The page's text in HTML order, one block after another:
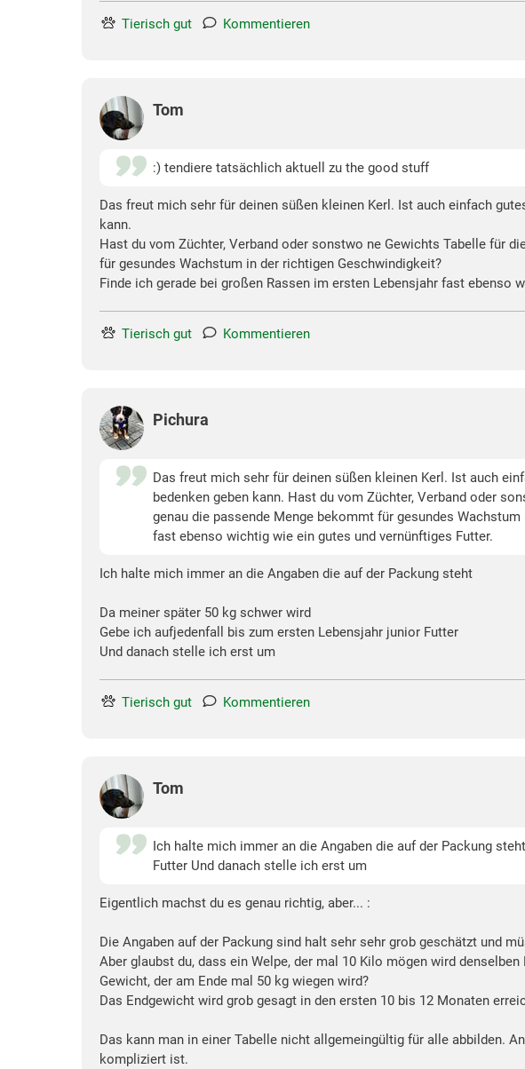
Tierisch gut Kommentieren
Tom
:) tendiere tatsächlich aktuell zu the good stuff
Das freut mich sehr für deinen süßen kleinen Kerl. Ist auch einfach
kann.
Hast du vom Züchter, Verband oder sonstwo ne Gewichts Tabelle für
für gesundes Wachstum in der richtigen Geschwindigkeit?
Finde ich gerade bei großen Rassen im ersten Lebensjahr fast ebenso
Tierisch gut Kommentieren
Pichura
Das freut mich sehr für deinen süßen kleinen Kerl. Ist auch
bedenken geben kann. Hast du vom Züchter, Verband oder
genau die passende Menge bekommt für gesundes
fast ebenso wichtig wie ein gutes und vernünftiges Futter.
Ich halte mich immer an die Angaben die auf der Packung steht
Da meiner später 50 kg schwer wird
Gebe ich aufjedenfall bis zum ersten Lebensjahr junior Futter
Und danach stelle ich erst um
Tierisch gut Kommentieren
Tom
Ich halte mich immer an die Angaben die auf der Packung
Futter Und danach stelle ich erst um
Eigentlich machst du es genau richtig, aber... :
Die Angaben auf der Packung sind halt sehr sehr grob geschätzt und
Aber glaubst du, dass ein Welpe, der mal 10 Kilo mögen wird
Gewicht, der am Ende mal 50 kg wiegen wird?
Das Endgewicht wird grob gesagt in den ersten 10 bis 12 Monaten
Das kann man in einer Tabelle nicht allgemeingültig für alle abbilden.
kompliziert ist.